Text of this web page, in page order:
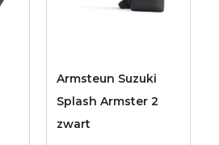
Armsteun Suzuki
Splash Armster 2
zwart